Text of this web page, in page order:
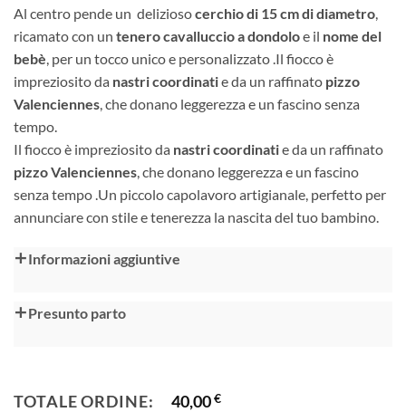
Al centro pende un deliziosocerchio di 15 cm di diametro,
ricamato con un tenero cavalluccio a dondoloe il nome del
bebè, per un tocco unico e personalizzato .Il fiocco è
impreziosito da nastri coordinatie da un raffinato pizzo
Valenciennes, che donano leggerezza e un fascino senza
tempo.
Il fiocco è impreziosito da nastri coordinatie da un raffinato
pizzo Valenciennes, che donano leggerezza e un fascino
senza tempo .Un piccolo capolavoro artigianale, perfetto per
annunciare con stile e tenerezza la nascita del tuo bambino.
Informazioni aggiuntive
Presunto parto
TOTALE ORDINE: 40,00€
Alternative: